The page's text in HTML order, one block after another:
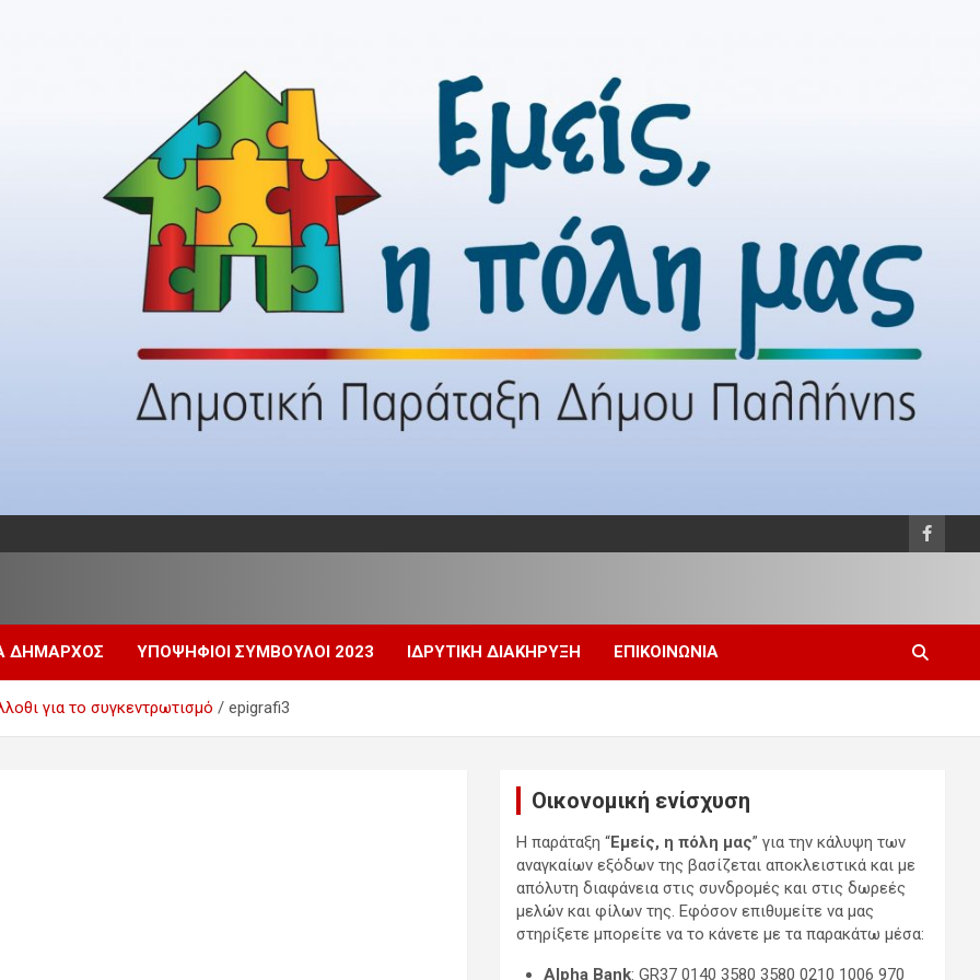
ΔΗΜΑΡΧΟΣ ΥΠΟΨΗΦΙΟΙ ΣΥΜΒΟΥΛΟΙ 2023 ΙΔΡΥΤΙΚΗ ΔΙΑΚΗΡΥΞΗ ΕΠΙΚΟΙΝΩΝΙΑ
για το συγκεντρωτισμό epigrafi3
Οικονομική ενίσχυση
Η παράταξη “Εμείς, η πόλη μας” για την κάλυψη των
αναγκαίων εξόδων της βασίζεται αποκλειστικά και με
απόλυτη διαφάνεια στις συνδρομές και στις δωρεές
μελών και φίλων της. Εφόσον επιθυμείτε να μας
στηρίξετε μπορείτε να το κάνετε με τα παρακάτω μέσα:
Alpha Bank: GR37 0140 3580 3580 0210 1006 970